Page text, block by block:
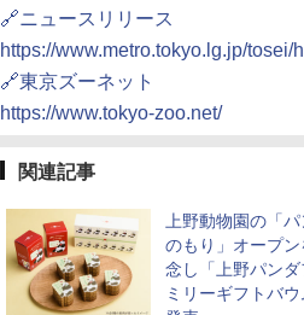
🔗ニュースリリース
https://www.metro.tokyo.lg.jp/
🔗東京ズーネット
https://www.tokyo-zoo.net/
関連記事
上野動物園の「パ
のもり」オープン
念し「上野パンダ
ミリーギフトバウ